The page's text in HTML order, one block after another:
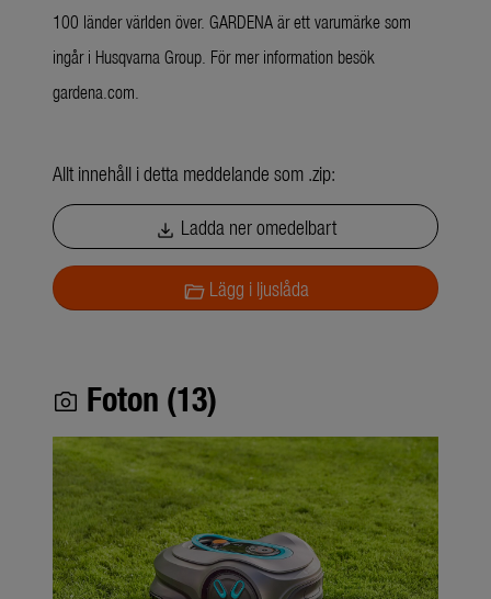
100 länder världen över. GARDENA är ett varumärke som
ingår i Husqvarna Group. För mer information besök
gardena.com.
Allt innehåll i detta meddelande som .zip:
download Ladda ner omedelbart
folder_openLägg i ljuslåda
photo_camera Foton (13)